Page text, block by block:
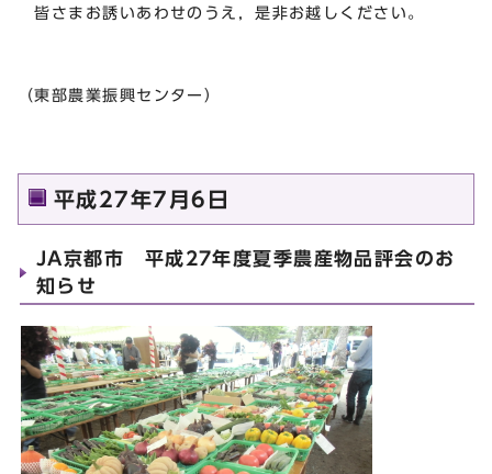
皆さまお誘いあわせのうえ，是非お越しください。
（東部農業振興センター）
平成27年7月6日
JA京都市 平成27年度夏季農産物品評会のお
知らせ